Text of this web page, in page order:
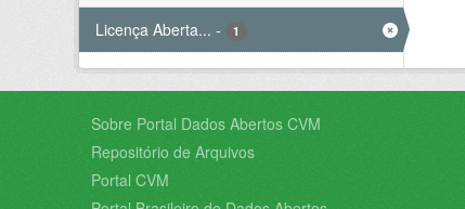
Licença Aberta... - 1
Sobre Portal Dados Abertos CVM
Repositório de Arquivos
Portal CVM